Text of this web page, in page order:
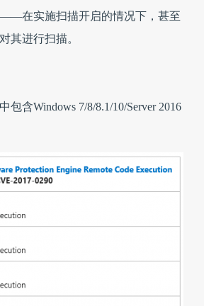
在实施扫描开启的情况下，甚至
其进行扫描。
含Windows 7/8/8.1/10/Server 2016